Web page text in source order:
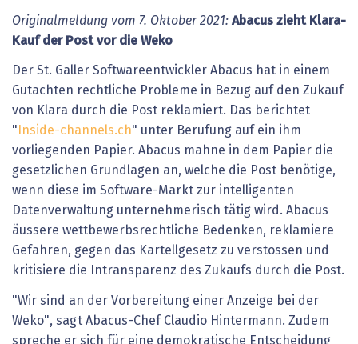
Originalmeldung vom 7. Oktober 2021: Abacus zieht Klara-
Kauf der Post vor die Weko
Der St. Galler Softwareentwickler Abacus hat in einem
Gutachten rechtliche Probleme in Bezug auf den Zukauf
von Klara durch die Post reklamiert. Das berichtet
" Inside-channels.ch" unter Berufung auf ein ihm
vorliegenden Papier. Abacus mahne in dem Papier die
gesetzlichen Grundlagen an, welche die Post benötige,
wenn diese im Software-Markt zur intelligenten
Datenverwaltung unternehmerisch tätig wird. Abacus
äussere wettbewerbsrechtliche Bedenken, reklamiere
Gefahren, gegen das Kartellgesetz zu verstossen und
kritisiere die Intransparenz des Zukaufs durch die Post.
"Wir sind an der Vorbereitung einer Anzeige bei der
Weko", sagt Abacus-Chef Claudio Hintermann. Zudem
spreche er sich für eine demokratische Entscheidung